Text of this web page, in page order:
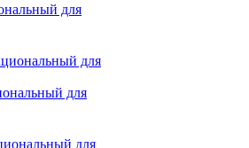
для
для